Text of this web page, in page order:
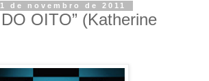
de novembro de 2011
OITO” (Katherine